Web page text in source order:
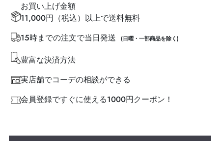
お買い上げ金額
11,000円（税込）以上で送料無料
15時までの注文で当日発送
(日曜・一部商品を除く)
豊富な決済方法
実店舗でコーデの相談ができる
会員登録ですぐに使える1000円クーポン！